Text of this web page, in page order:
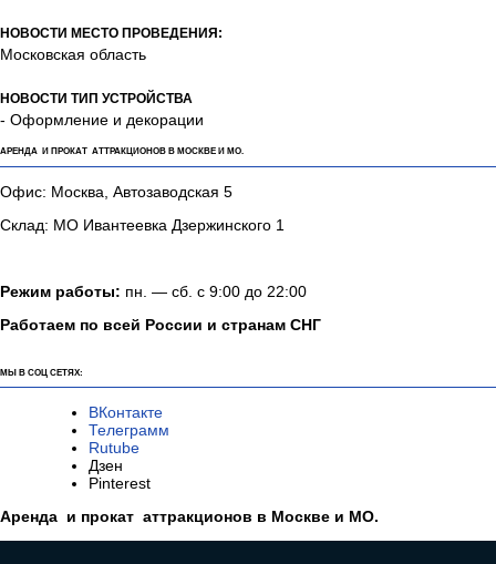
НОВОСТИ МЕСТО ПРОВЕДЕНИЯ:
Московская область
НОВОСТИ ТИП УСТРОЙСТВА
- Оформление и декорации
АРЕНДА И ПРОКАТ АТТРАКЦИОНОВ В МОСКВЕ И МО.
Офис: Москва, Автозаводская 5
Склад: МО Ивантеевка Дзержинского 1
Режим работы: пн. — сб. с 9:00 до 22:00
Работаем по всей России и странам СНГ
МЫ В СОЦ СЕТЯХ:
ВКонтакте
Телеграмм
Rutube
Дзен
Pinterest
Аренда и прокат аттракционов в Москве и МО.